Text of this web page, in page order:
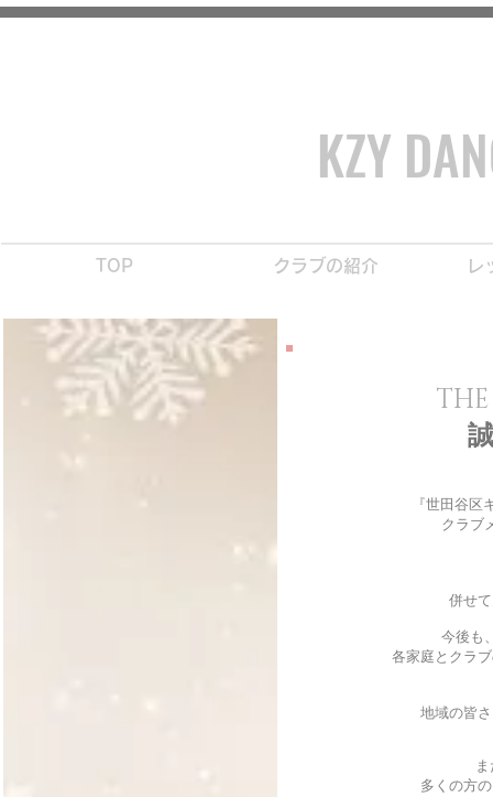
KZY
TOP クラブの紹介
『世田谷区キ
クラブメ
併せて
今後も、ダ
各家庭とクラブ
地域の皆さ
また、
多くの方の